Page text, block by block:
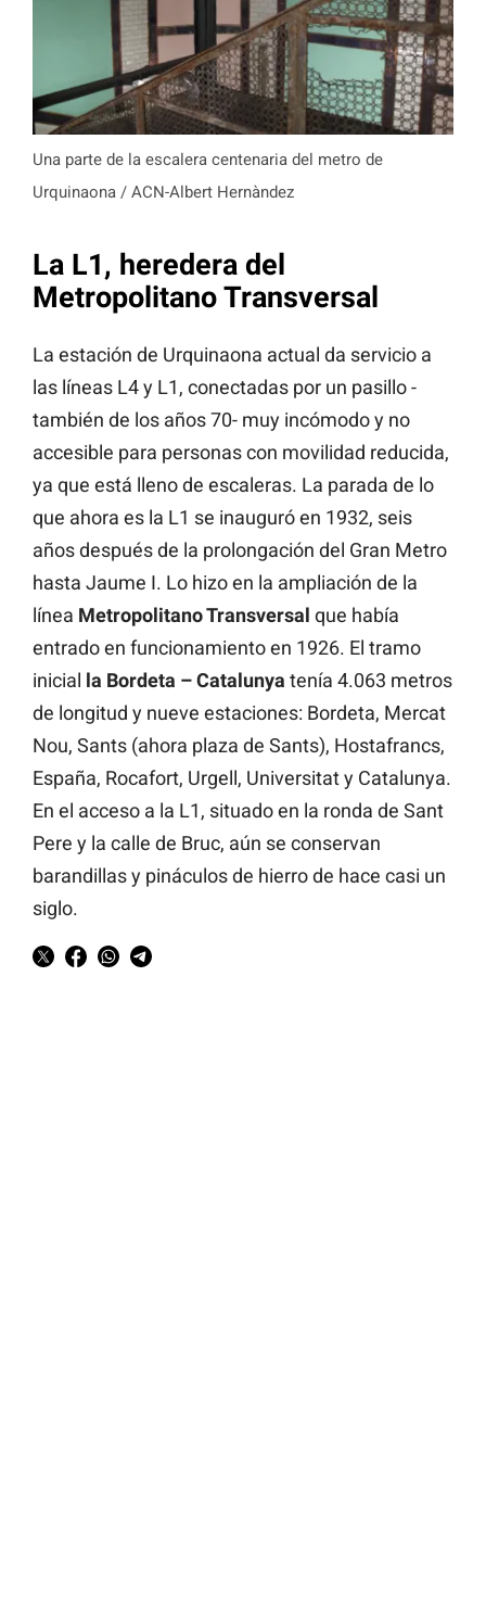
Una parte de la escalera centenaria del metro de
Urquinaona / ACN-Albert Hernàndez
La L1, heredera del
Metropolitano Transversal
La estación de Urquinaona actual da servicio a
las líneas L4 y L1, conectadas por un pasillo -
también de los años 70- muy incómodo y no
accesible para personas con movilidad reducida,
ya que está lleno de escaleras. La parada de lo
que ahora es la L1 se inauguró en 1932, seis
años después de la prolongación del Gran Metro
hasta Jaume I. Lo hizo en la ampliación de la
línea Metropolitano Transversal que había
entrado en funcionamiento en 1926. El tramo
inicial la Bordeta – Catalunya tenía 4.063 metros
de longitud y nueve estaciones: Bordeta, Mercat
Nou, Sants (ahora plaza de Sants), Hostafrancs,
España, Rocafort, Urgell, Universitat y Catalunya.
En el acceso a la L1, situado en la ronda de Sant
Pere y la calle de Bruc, aún se conservan
barandillas y pináculos de hierro de hace casi un
siglo.